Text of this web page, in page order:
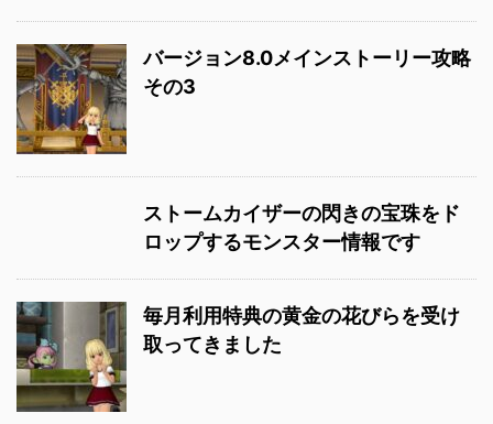
バージョン8.0メインストーリー攻略
その3
ストームカイザーの閃きの宝珠をド
ロップするモンスター情報です
毎月利用特典の黄金の花びらを受け
取ってきました